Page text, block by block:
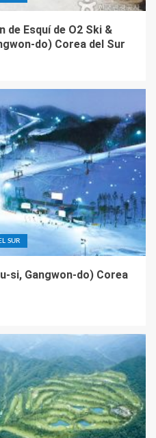
de Esquí de O2 Ski &
do) Corea del Sur
SUR
si, Gangwon-do) Corea